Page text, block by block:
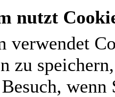
nutzt
verwendet
zu